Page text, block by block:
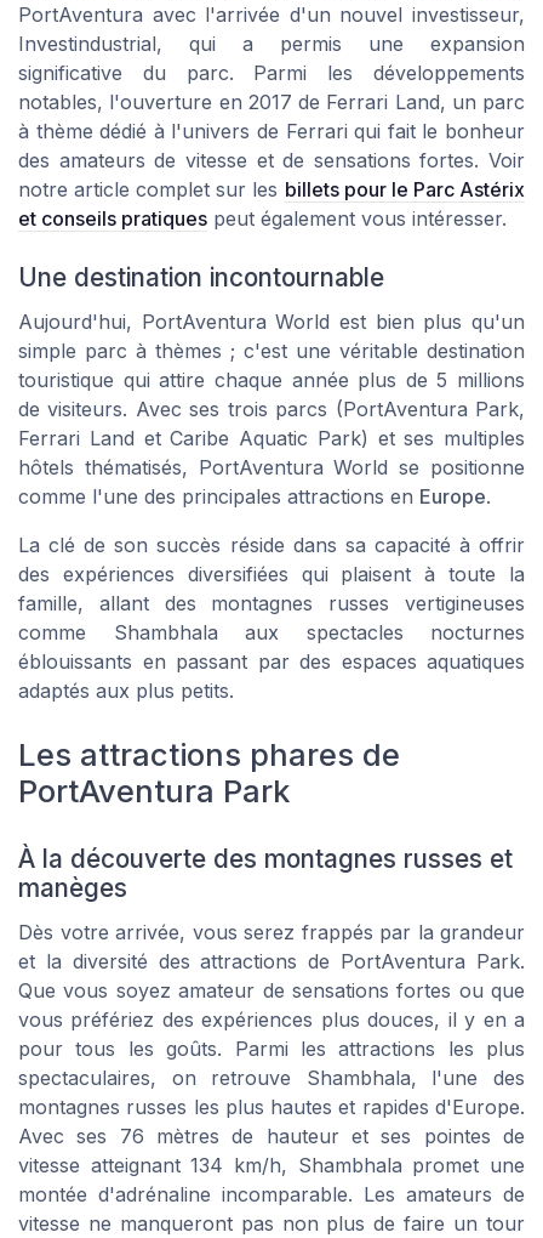
PortAventura avec l'arrivée d'un nouvel investisseur,
Investindustrial, qui a permis une expansion
significative du parc. Parmi les développements
notables, l'ouverture en 2017 de Ferrari Land, un parc
à thème dédié à l'univers de Ferrari qui fait le bonheur
des amateurs de vitesse et de sensations fortes. Voir
notre article complet sur les billets pour le Parc Astérix
et conseils pratiques peut également vous intéresser.
Une destination incontournable
Aujourd'hui, PortAventura World est bien plus qu'un
simple parc à thèmes ; c'est une véritable destination
touristique qui attire chaque année plus de 5 millions
de visiteurs. Avec ses trois parcs (PortAventura Park,
Ferrari Land et Caribe Aquatic Park) et ses multiples
hôtels thématisés, PortAventura World se positionne
comme l'une des principales attractions en Europe.
La clé de son succès réside dans sa capacité à offrir
des expériences diversifiées qui plaisent à toute la
famille, allant des montagnes russes vertigineuses
comme Shambhala aux spectacles nocturnes
éblouissants en passant par des espaces aquatiques
adaptés aux plus petits.
Les attractions phares de
PortAventura Park
À la découverte des montagnes russes et
manèges
Dès votre arrivée, vous serez frappés par la grandeur
et la diversité des attractions de PortAventura Park.
Que vous soyez amateur de sensations fortes ou que
vous préfériez des expériences plus douces, il y en a
pour tous les goûts. Parmi les attractions les plus
spectaculaires, on retrouve Shambhala, l'une des
montagnes russes les plus hautes et rapides d'Europe.
Avec ses 76 mètres de hauteur et ses pointes de
vitesse atteignant 134 km/h, Shambhala promet une
montée d'adrénaline incomparable. Les amateurs de
vitesse ne manqueront pas non plus de faire un tour